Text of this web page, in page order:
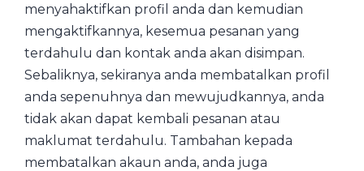
menyahaktifkan profil anda dan kemudian
mengaktifkannya, kesemua pesanan yang
terdahulu dan kontak anda akan disimpan.
Sebaliknya, sekiranya anda membatalkan profil
anda sepenuhnya dan mewujudkannya, anda
tidak akan dapat kembali pesanan atau
maklumat terdahulu. Tambahan kepada
membatalkan akaun anda, anda juga